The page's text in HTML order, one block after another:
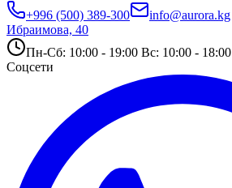
+996 (500) 389-300
info@aurora.kg
Ибраимова, 40
Пн-Сб: 10:00 - 19:00 Вс: 10:00 - 18:00
Соцсети